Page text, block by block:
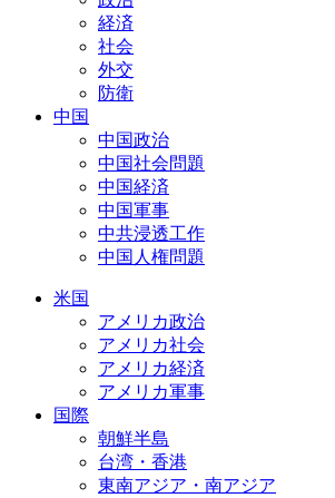
経済
社会
外交
防衛
中国
中国政治
中国社会問題
中国経済
中国軍事
中共浸透工作
中国人権問題
米国
アメリカ政治
アメリカ社会
アメリカ経済
アメリカ軍事
国際
朝鮮半島
台湾・香港
東南アジア・南アジア